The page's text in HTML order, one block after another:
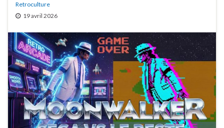
Retroculture
19 avril 2026